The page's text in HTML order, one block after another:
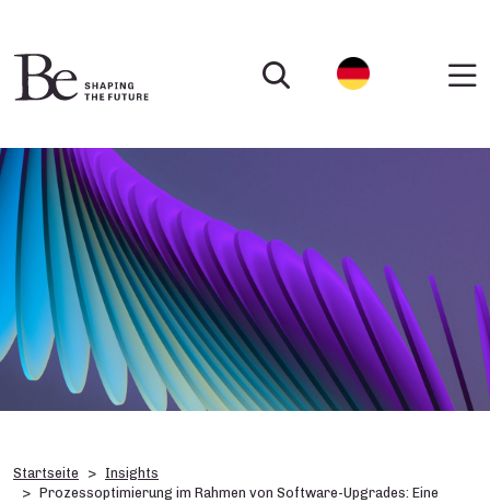
Startseite
Insights
Prozessoptimierung im Rahmen von Software-Upgrades: Eine